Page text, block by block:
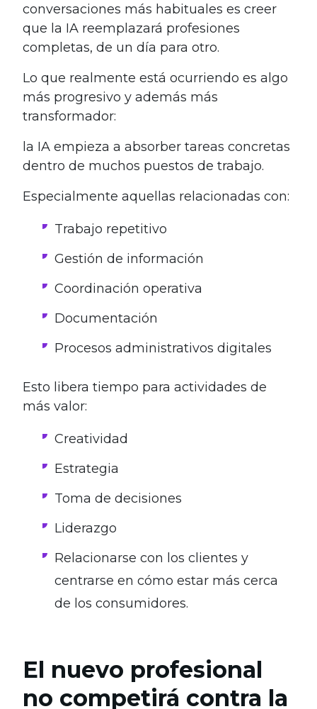
conversaciones más habituales es creer
que la IA reemplazará profesiones
completas, de un día para otro.
Lo que realmente está ocurriendo es algo
más progresivo y además más
transformador:
la IA empieza a absorber tareas concretas
dentro de muchos puestos de trabajo.
Especialmente aquellas relacionadas con:
Trabajo repetitivo
Gestión de información
Coordinación operativa
Documentación
Procesos administrativos digitales
Esto libera tiempo para actividades de
más valor:
Creatividad
Estrategia
Toma de decisiones
Liderazgo
Relacionarse con los clientes y
centrarse en cómo estar más cerca
de los consumidores.
El nuevo profesional
no competirá contra la